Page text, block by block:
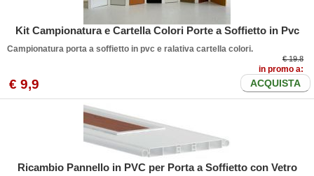
Kit Campionatura e Cartella Colori Porte a Soffietto in Pvc
Campionatura porta a soffietto in pvc e ralativa cartella colori.
€ 19.8
in promo a:
€ 9,9 ACQUISTA
Ricambio Pannello in PVC per Porta a Soffietto con Vetro